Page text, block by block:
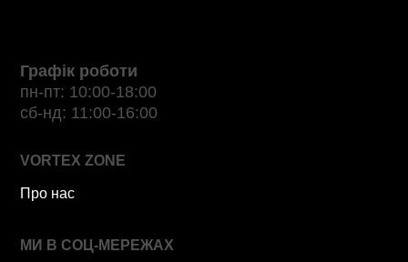
Графік роботи
пн-пт: 10:00-18:00
сб-нд: 11:00-16:00
VORTEX ZONE
Про нас
МИ В СОЦ-МЕРЕЖАХ